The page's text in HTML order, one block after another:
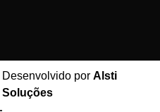
Desenvolvido por Alsti
Soluções